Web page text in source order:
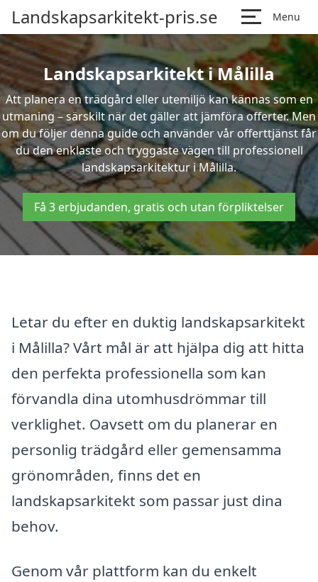
Landskapsarkitekt-pris.se Menu
Landskapsarkitekt i Målilla
Att planera en trädgård eller utemiljö kan kännas som en
utmaning – särskilt när det gäller att jämföra offerter. Men
om du följer denna guide och använder vår offerttjänst får
du den enklaste och tryggaste vägen till professionell
landskapsarkitektur i Målilla.
Få 3 erbjudanden, gratis och utan förpliktelser
Letar du efter en duktig landskapsarkitekt
i Målilla? Vårt mål är att hjälpa dig att hitta
den perfekta professionella som kan
förvandla dina utomhusdrömmar till
verklighet. Oavsett om du planerar en
personlig trädgård eller gemensamma
grönområden, finns det en
landskapsarkitekt som passar just dina
behov.
Genom vår plattform kan du enkelt